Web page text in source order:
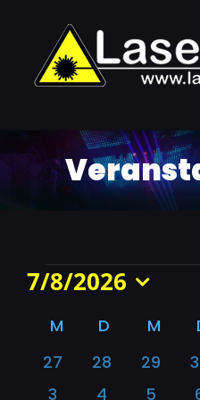
springen
7/8/2026
wählen.
Kalender
von
M MONTAG
D DIENSTAG
M
0
27
0
28
0
29
0
0
3
0
4
0
5